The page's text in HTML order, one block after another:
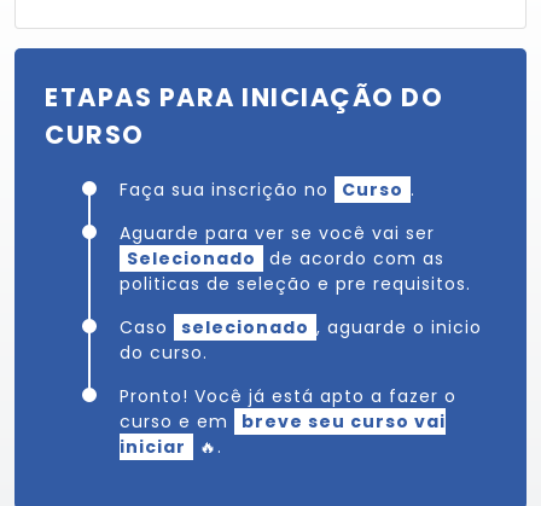
ETAPAS PARA INICIAÇÃO DO
CURSO
Faça sua inscrição no Curso .
Aguarde para ver se você vai ser
Selecionado
de acordo com as
politicas de seleção e pre requisitos.
Caso
selecionado , aguarde o inicio
do curso.
Pronto! Você já está apto a fazer o
curso e em
breve seu curso vai
iniciar
🔥.